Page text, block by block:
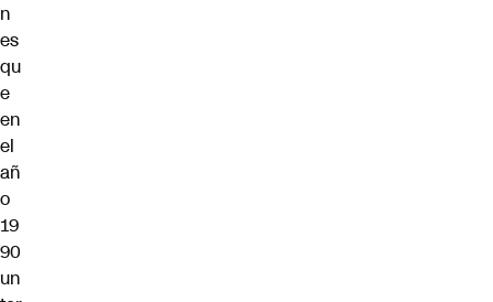
n
es
qu
e
en
el
añ
o
19
90
un